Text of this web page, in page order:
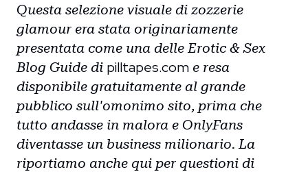
Questa selezione visuale di zozzerie
glamour era stata originariamente
presentata come una delle Erotic & Sex
Blog Guide di pilltapes.com e resa
disponibile gratuitamente al grande
pubblico sull'omonimo sito, prima che
tutto andasse in malora e OnlyFans
diventasse un business milionario. La
riportiamo anche qui per questioni di